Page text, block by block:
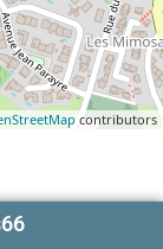
contributors